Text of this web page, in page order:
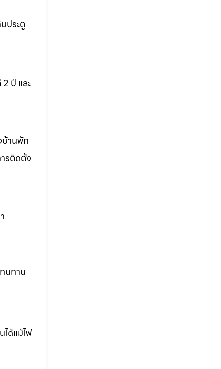
ประตู
ปี และ
บ้านพัก
รติดตั้ง
นทาน
ได้แม้ไฟ